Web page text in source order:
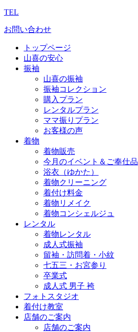
TEL
お問い合わせ
トップページ
山喜の安心
振袖
山喜の振袖
振袖コレクション
購入プラン
レンタルプラン
ママ振りプラン
お客様の声
着物
着物販売
今月のイベント＆ご奉仕品
浴衣（ゆかた）
着物クリーニング
着付け料金
着物リメイク
着物コンシェルジュ
レンタル
着物レンタル
成人式振袖
留袖・訪問着・小紋
七五三・お宮参り
卒業式
成人式 男子 袴
フォトスタジオ
着付け教室
店舗のご案内
店舗のご案内